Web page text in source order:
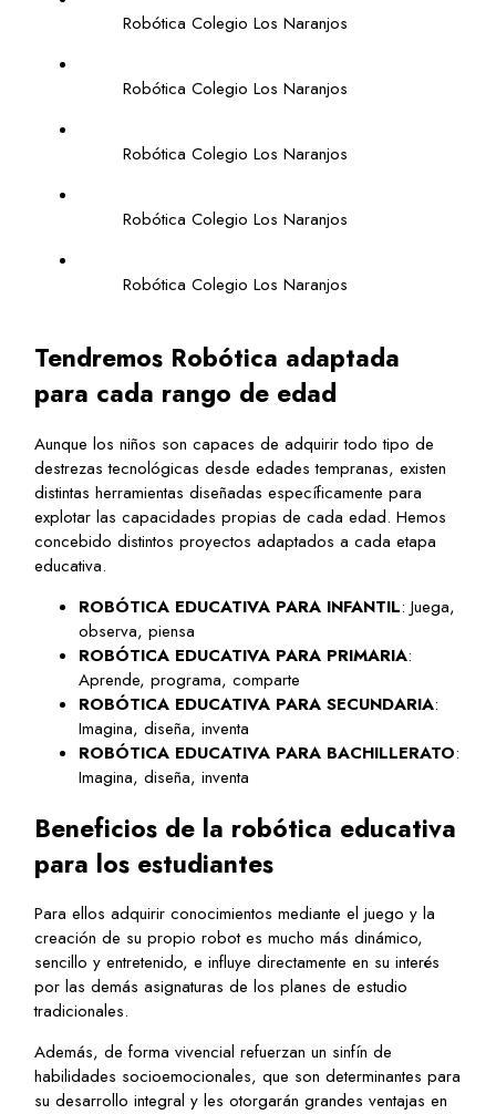
Robótica Colegio Los Naranjos
Robótica Colegio Los Naranjos
Robótica Colegio Los Naranjos
Robótica Colegio Los Naranjos
Robótica Colegio Los Naranjos
Tendremos Robótica adaptada
para cada rango de edad
Aunque los niños son capaces de adquirir todo tipo de
destrezas tecnológicas desde edades tempranas, existen
distintas herramientas diseñadas específicamente para
explotar las capacidades propias de cada edad. Hemos
concebido distintos proyectos adaptados a cada etapa
educativa.
ROBÓTICA EDUCATIVA PARA INFANTIL: Juega,
observa, piensa
ROBÓTICA EDUCATIVA PARA PRIMARIA:
Aprende, programa, comparte
ROBÓTICA EDUCATIVA PARA SECUNDARIA:
Imagina, diseña, inventa
ROBÓTICA EDUCATIVA PARA BACHILLERATO:
Imagina, diseña, inventa
Beneficios de la robótica educativa
para los estudiantes
Para ellos adquirir conocimientos mediante el juego y la
creación de su propio robot es mucho más dinámico,
sencillo y entretenido, e influye directamente en su interés
por las demás asignaturas de los planes de estudio
tradicionales.
Además, de forma vivencial refuerzan un sinfín de
habilidades socioemocionales, que son determinantes para
su desarrollo integral y les otorgarán grandes ventajas en